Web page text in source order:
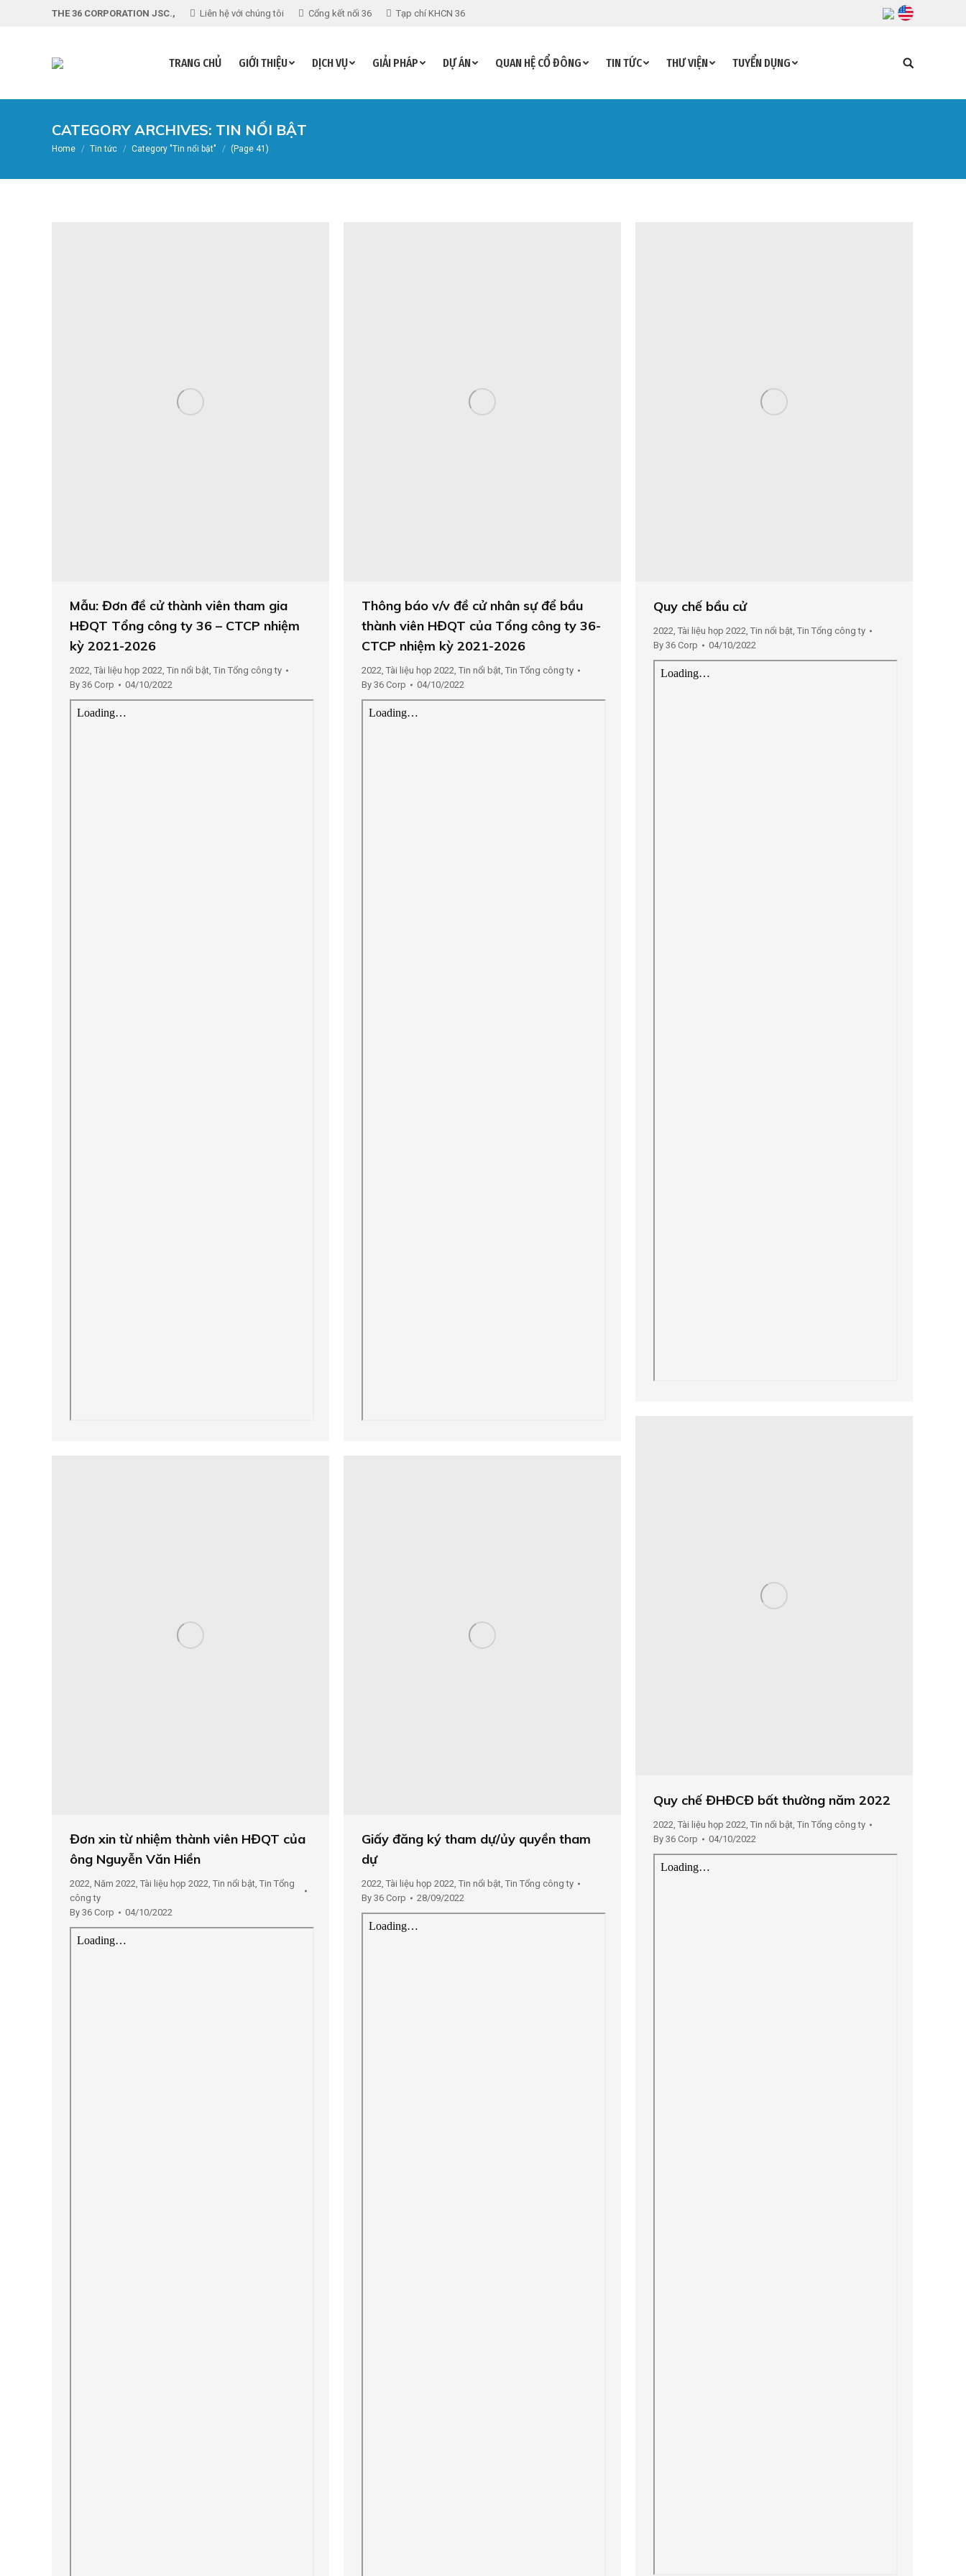
THE 36 CORPORATION JSC., Liên hệ với chúng tôi Cổng kết nối 36 Tạp chí KHCN 36
TRANG CHỦ GIỚI THIỆU DỊCH VỤ GIẢI PHÁP DỰ ÁN QUAN HỆ CỔ ĐÔNG TIN TỨC THƯ VIỆN TUYỂN DỤNG Search:
CATEGORY ARCHIVES: TIN NỔI BẬT
You are here:
Home Tin tức Category "Tin nổi bật" (Page 41)
Mẫu: Đơn đề cử thành viên tham gia
HĐQT Tổng công ty 36 – CTCP nhiệm
kỳ 2021-2026
2022, Tài liệu họp 2022, Tin nổi bật, Tin Tổng công ty
By 36 Corp 04/10/2022
Thông báo v/v đề cử nhân sự để bầu
thành viên HĐQT của Tổng công ty 36-
CTCP nhiệm kỳ 2021-2026
2022, Tài liệu họp 2022, Tin nổi bật, Tin Tổng công ty
By 36 Corp 04/10/2022
Quy chế bầu cử
2022, Tài liệu họp 2022, Tin nổi bật, Tin Tổng công ty
By 36 Corp 04/10/2022
Quy chế ĐHĐCĐ bất thường năm 2022
2022, Tài liệu họp 2022, Tin nổi bật, Tin Tổng công ty
By 36 Corp 04/10/2022
Đơn xin từ nhiệm thành viên HĐQT của
ông Nguyễn Văn Hiền
2022, Năm 2022, Tài liệu họp 2022, Tin nổi bật, Tin Tổng
công ty
By 36 Corp 04/10/2022
Giấy đăng ký tham dự/ủy quyền tham
dự
2022, Tài liệu họp 2022, Tin nổi bật, Tin Tổng công ty
By 36 Corp 28/09/2022